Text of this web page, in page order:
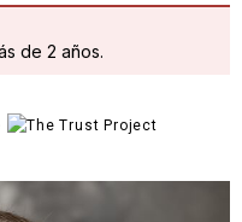
de 2 años.